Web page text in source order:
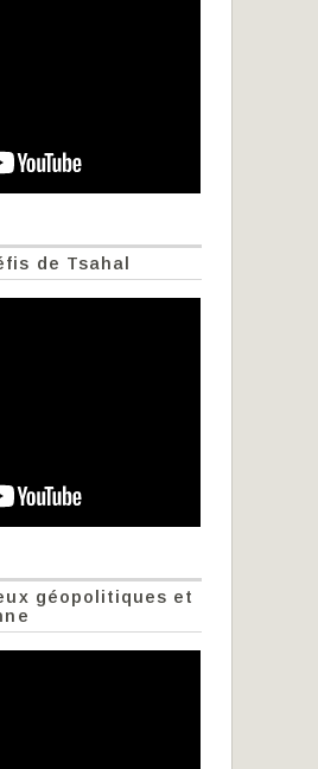
de Tsahal
géopolitiques et